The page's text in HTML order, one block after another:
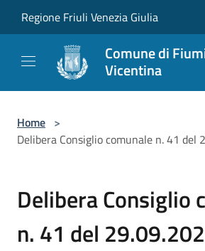
Regione Friuli Venezia Giulia
Comune di
Vicentina
Home >
Delibera Consiglio comunale n. 41 del
Delibera Consiglio
n. 41 del